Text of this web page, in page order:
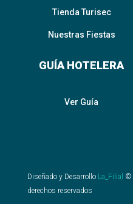
Tienda Turisec
Nuestras Fiestas
GUÍA HOTELERA
Ver Guía
Diseñado y Desarrollo La_Filial ©
derechos reservados